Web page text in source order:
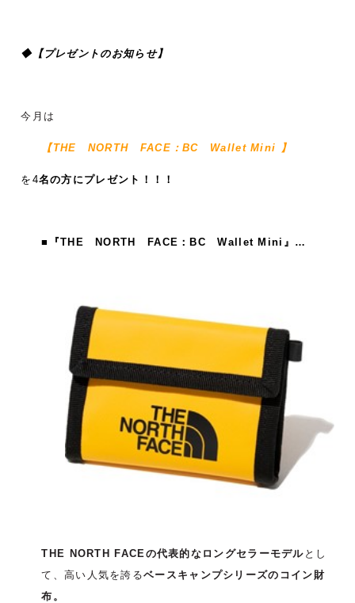
◆【プレゼントのお知らせ】
今月は
【THE NORTH FACE：BC Wallet Mini 】
を4名の方にプレゼント！！！
■『THE NORTH FACE：BC Wallet Mini』…
THE NORTH FACEの代表的なロングセラーモデル とし
て、高い人気を誇るベースキャンプシリーズのコイン財
布。